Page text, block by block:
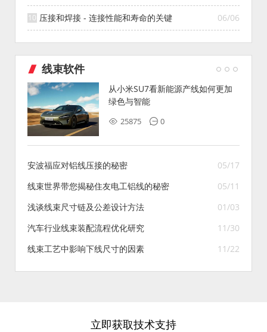
06/06
压接和焊接 - 连接性能和寿命的关键
线束软件
从小米SU7看新能源产线如何更加
绿色与智能
25875 0
05/17
安波福应对铝线压接的秘密
05/11
线束世界带您揭秘住友电工铝线的秘密
01/03
浅谈线束尺寸链及公差设计方法
11/30
汽车行业线束装配流程优化研究
11/22
线束工艺中影响下线尺寸的因素
立即获取技术支持